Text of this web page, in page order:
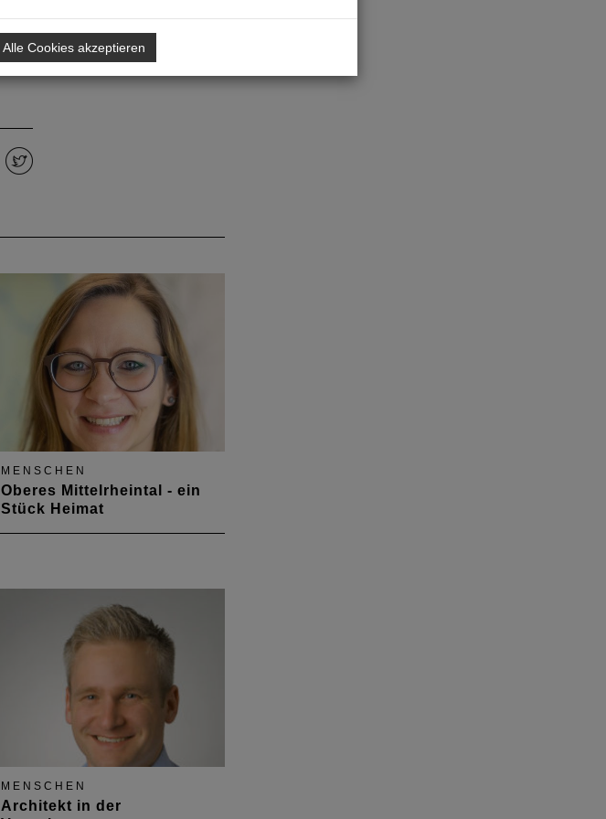
MENSCHEN
Oberes Mittelrheintal - ein
Stück Heimat
Baukultur und Potenziale.
MENSCHEN
Architekt in der
Alle Cookies akzeptieren